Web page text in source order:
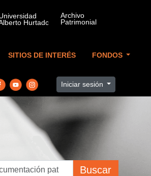
SITIOS DE INTERÉS FONDOS
Iniciar sesión
Buscar